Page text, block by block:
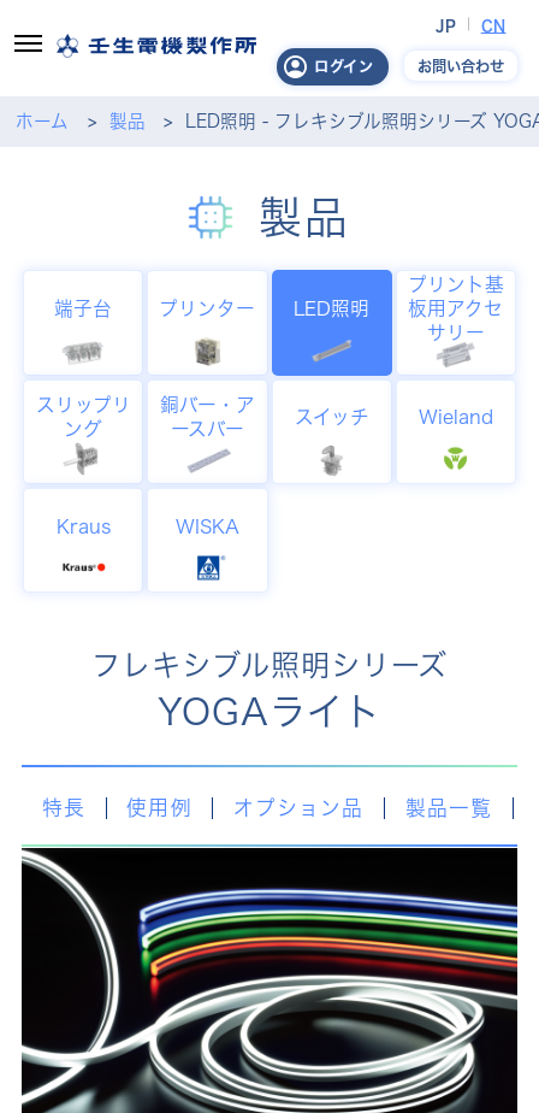
ログイン
JP CN
お問い合わせ
ホーム 製品 LED照明 - フレキシブル照明シリーズ
製品
端子台 プリンター LED照明
プリント基
板用アクセ
サリー
スリップリ
ング
銅バー・ア
ースバー
スイッチ Wieland
Kraus WISKA
フレキシブル照明シリーズ
YOGAライト
特長 使用例 オプション品 製品一覧